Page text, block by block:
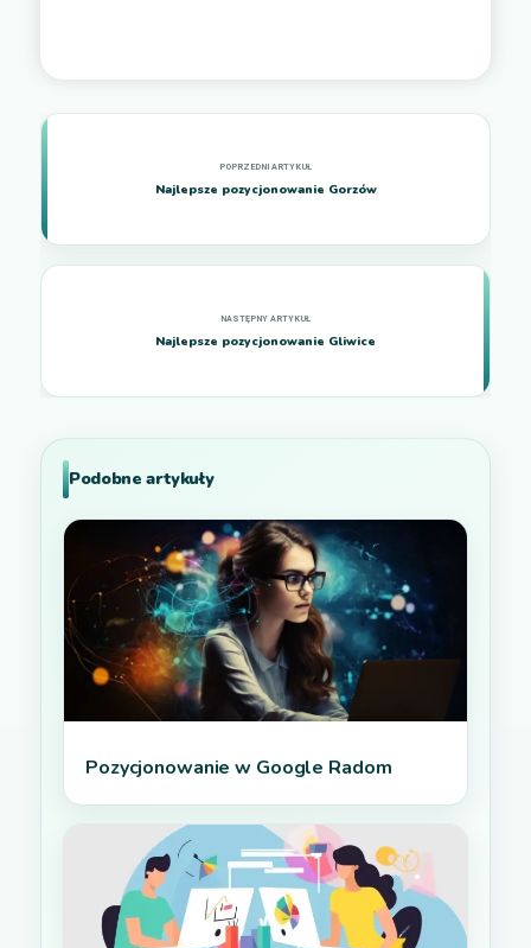
Najlepsze pozycjonowanie Gorzów
Najlepsze pozycjonowanie Gliwice
Podobne artykuły
Pozycjonowanie w Google Radom